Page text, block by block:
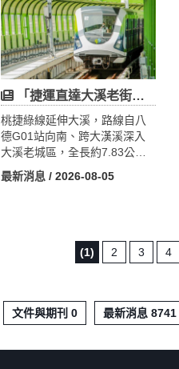
104公頃、提供約45公頃產業用
地，已納入桃竹苗大矽谷計
畫，未來仍須完成二階環評，
預計2029年取得用地，屬中長
期利多。此外，龍潭運動公園
周邊規劃約260戶社會住宅，有
助提升居住機能與人口導入。
未來住宅、農地與工業地將因
產業布局、土地使用分區及交
通建設而呈現不同發展趨勢，
投資宜以長期角度審慎評估。
「捷運直達大溪老街」還要等多久？講了近10年，連可行性研究都沒過
桃捷綠線延伸大溪，路線自八
德G01站向南、跨大漢溪深入
大溪老城區，全長約7.83公
里、設5座高架，總經費約
417.44億元，較原本只到埔頂
自償率、運量與桃園多線的優
先順序。由於大溪運量以假日
要求補做運量預測、釐清財務
與優先順序，計畫仍卡在可行
最新消息 / 2026-08-05
(1) 2 3 4
文件與期刊 0 最新消息 8741